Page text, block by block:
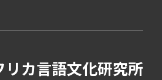
リカ言語文化研究所